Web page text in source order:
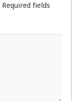
Required fields